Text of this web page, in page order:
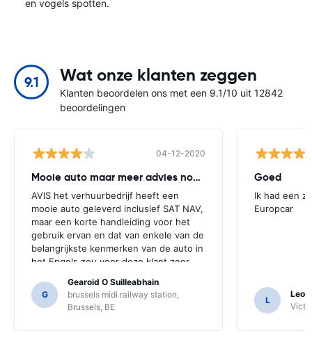
en vogels spotten.
9.1 Wat onze klanten zeggen
Klanten beoordelen ons met een 9.1/10 uit 12842
beoordelingen
04-12-2020
Mooie auto maar meer advies nodig
AVIS het verhuurbedrijf heeft een
mooie auto geleverd inclusief SAT NAV,
maar een korte handleiding voor het
gebruik ervan en dat van enkele van de
belangrijkste kenmerken van de auto in
het Engels zou voor deze klant zeer
aantal locals voor begeleiding vragen
en alleen daarvoor hebben we de
functies van de SAT NAV misschien niet
G
Gearoid O Suilleabhain
brussels midi railway station,
Brussels, BE
Goed
Ik had een
Europcar
L